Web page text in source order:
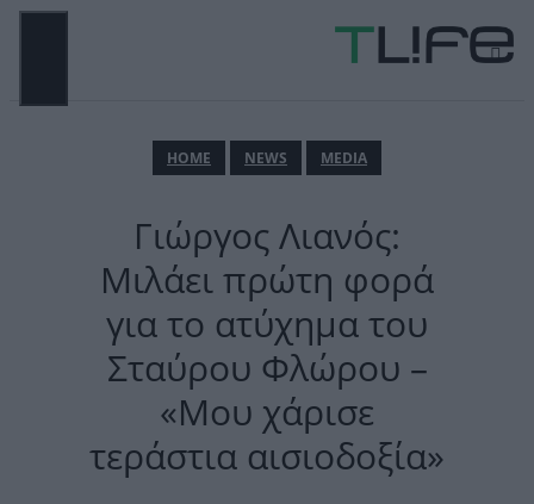
Μετάβαση
ΗΟΜΕ NEWS MEDIA
Γιώργος Λιανός:
Μιλάει πρώτη φορά
για το ατύχημα του
Σταύρου Φλώρου –
«Μου χάρισε
τεράστια αισιοδοξία»